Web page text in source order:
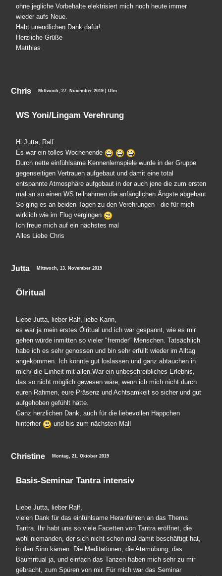
ohne jegliche Vorbehalte elektrisiert mich noch heute immer
wieder aufs Neue.
Habt unendlichen Dank dafür!
Herzliche Grüße
Matthias
Chris Mittwoch, 27. November 2019 | Ulm
WS Yoni/Lingam Verehrung
Hi Jutta, Ralf
Es war ein tolles Wochenende
Durch nette einfühlsame Kennenlernspiele wurde in der Gruppe
gegenseitigen Vertrauen aufgebaut und damit eine total
entspannte Atmosphäre aufgebaut in der auch jene die zum ersten
mal an so einen WS teilnahmen die anfänglichen Ängste abgebaut
So ging es an beiden Tagen zu den Verehrungen - die für mich
wirklich wie im Flug vergingen
Ich freue mich auf ein nächstes mal
Alles Liebe Chris
Jutta Mittwoch, 13. November 2019
Ölritual
Liebe Jutta, lieber Ralf, liebe Karin,
es war ja mein erstes Ölritual und ich war gespannt, wie es mir
gehen würde inmitten so vieler "fremder" Menschen. Tatsächlich
habe ich es sehr genossen und bin sehr erfüllt wieder im Alltag
angekommen. Ich konnte gut loslassen und ganz abtauchen in
mich/ die Einheit mit allen.War ein unbeschreibliches Erlebnis,
das so nicht möglich gewesen wäre, wenn ich mich nicht durch
euren Rahmen, eure Präsenz und Achtsamkeit so sicher und gut
aufgehoben gefühlt hätte.
Ganz herzlichen Dank, auch für die liebevollen Häppchen
hinterher
und bis zum nächsten Mal!
Christine Montag, 21. Oktober 2019
Basis-Seminar Tantra intensiv
Liebe Jutta, lieber Ralf,
vielen Dank für das einfühlsame Heranführen an das Thema
Tantra. Ihr habt uns so viele Facetten von Tantra eröffnet, die
wohl niemanden, der sich nicht schon mal damit beschäftigt hat,
in den Sinn kämen. Die Meditationen, die Atemübung, das
Baumritual ja, und einfach das Tanzen haben mich sehr zu mir
gebracht, zum Spüren von mir. Für mich war das Seminar